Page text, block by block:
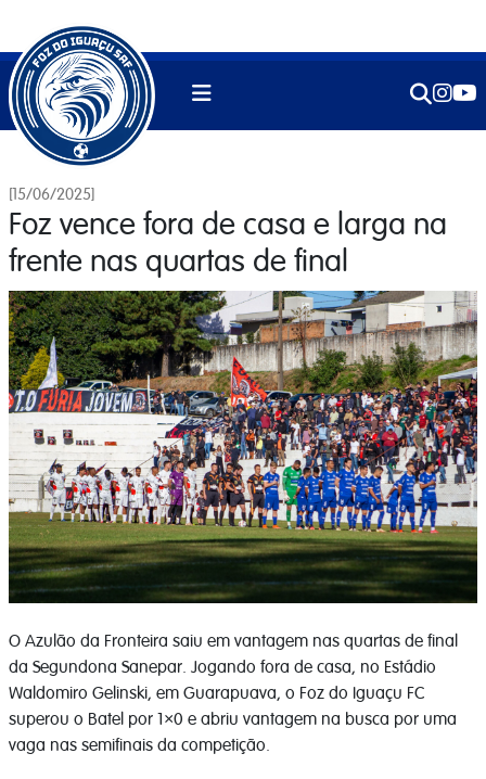
[15/06/2025]
Foz vence fora de casa e larga na
frente nas quartas de final
O Azulão da Fronteira saiu em vantagem nas quartas de final
da Segundona Sanepar. Jogando fora de casa, no Estádio
Waldomiro Gelinski, em Guarapuava, o Foz do Iguaçu FC
superou o Batel por 1×0 e abriu vantagem na busca por uma
vaga nas semifinais da competição.